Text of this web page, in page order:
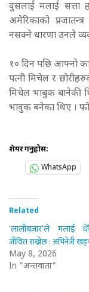
वुसलाई मलाई सत्ता
अमेरिकाको
नसक्ने धारणा उनले
१० दिन पछि आफ्नो
पत्नी मिचेल र
मिचेल भाबुक बानेकी
भावुक बनेका थिए ।
शेयर गर्नुहोस:
WhatsApp
Related
‘लालीबजार’ले मलाई
जीवित राख्नेछ : अभिनेत्री
May 8, 2026
In "अन्तर्वार्ता"